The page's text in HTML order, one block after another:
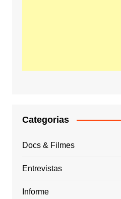
Categorias
Docs & Filmes
Entrevistas
Informe